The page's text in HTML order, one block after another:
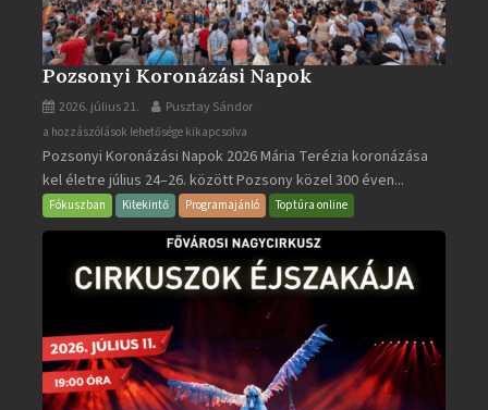
Pozsonyi Koronázási Napok
2026. július 21. Pusztay Sándor
Pozsonyi
Koronázási
Napok
bejegyzéshez
a hozzászólások lehetősége kikapcsolva
Pozsonyi Koronázási Napok 2026 Mária Terézia koronázása
kel életre július 24–26. között Pozsony közel 300 éven...
Fókuszban Kitekintő Programajánló Toptúra online